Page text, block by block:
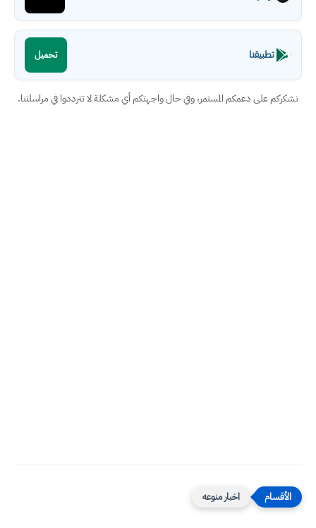
تطبيقنا تحميل
نشكركم على دعمكم المستمر، وفي حال واجهتكم أي مشكلة لا تترددوا في مراسلتنا.
اخبار منوعه